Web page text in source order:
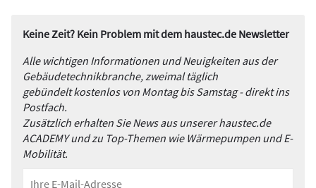
Keine Zeit? Kein Problem mit dem haustec.de Newsletter
Alle wichtigen Informationen und Neuigkeiten aus der
Gebäudetechnikbranche, zweimal täglich
gebündelt kostenlos von Montag bis Samstag - direkt ins
Postfach.
Zusätzlich erhalten Sie News aus unserer haustec.de
ACADEMY und zu Top-Themen wie Wärmepumpen und E-
Mobilität.